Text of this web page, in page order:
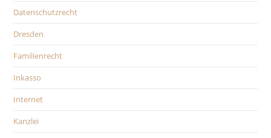
Datenschutzrecht
Dresden
Familienrecht
Inkasso
Internet
Kanzlei